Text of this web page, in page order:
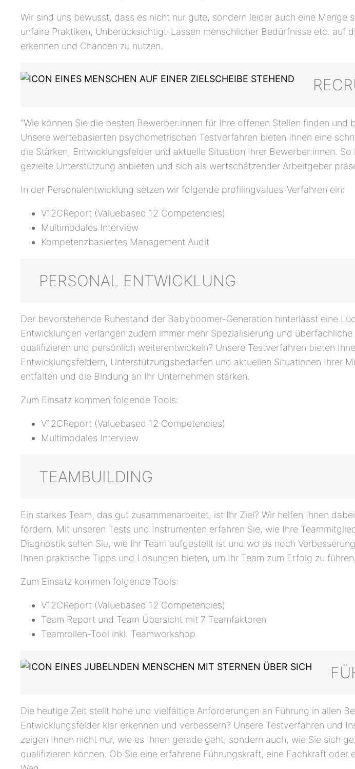
Wir sind uns bewusst, dass es nicht nur gute, sondern leider auch eine
unfaire Praktiken, Unberücksichtigt-Lassen menschlicher Bedürfnisse etc. auf
erkennen und Chancen zu nutzen.
“Wie können Sie die besten Bewerber:innen für Ihre offenen Stellen finden und
Unsere wertebasierten psychometrischen Testverfahren bieten Ihnen eine
die Stärken, Entwicklungsfelder und aktuelle Situation Ihrer Bewerber:innen.
gezielte Unterstützung anbieten und sich als wertschätzender Arbeitgeber
In der Personalentwicklung setzen wir folgende profilingvalues-Verfahren ein:
V12CReport (Valuebased 12 Competencies)
Multimodales Interview
Kompetenzbasiertes Management Audit
PERSONAL ENTWICKLUNG
Der bevorstehende Ruhestand der Babyboomer-Generation hinterlässt eine
Entwicklungen verlangen zudem immer mehr Spezialisierung und
qualifizieren und persönlich weiterentwickeln? Unsere Testverfahren bieten
Entwicklungsfeldern, Unterstützungsbedarfen und aktuellen Situationen Ihrer
entfalten und die Bindung an Ihr Unternehmen stärken.
Zum Einsatz kommen folgende Tools:
V12CReport (Valuebased 12 Competencies)
Multimodales Interview
TEAMBUILDING
Ein starkes Team, das gut zusammenarbeitet, ist Ihr Ziel? Wir helfen Ihnen
fördern. Mit unseren Tests und Instrumenten erfahren Sie, wie Ihre
Diagnostik sehen Sie, wie Ihr Team aufgestellt ist und wo es noch
Ihnen praktische Tipps und Lösungen bieten, um Ihr Team zum Erfolg zu führen.
Zum Einsatz kommen folgende Tools:
V12CReport (Valuebased 12 Competencies)
Team Report und Team Übersicht mit 7 Teamfaktoren
Teamrollen-Tool inkl. Teamworkshop
Die heutige Zeit stellt hohe und vielfältige Anforderungen an Führung in allen
Entwicklungsfelder klar erkennen und verbessern? Unsere Testverfahren und
zeigen Ihnen nicht nur, wie es Ihnen gerade geht, sondern auch, wie Sie sich
qualifizieren können. Ob Sie eine erfahrene Führungskraft, eine Fachkraft